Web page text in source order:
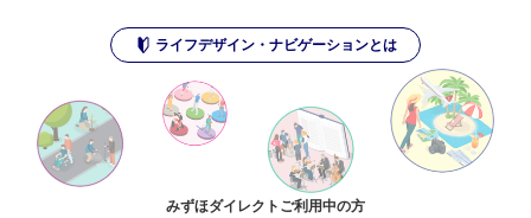
ライフデザイン・ナビゲーションとは
みずほダイレクトご利用中の方